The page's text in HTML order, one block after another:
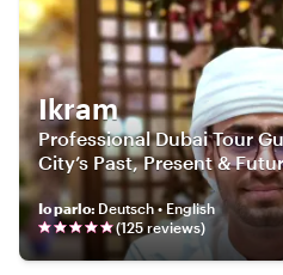
Ikram
Professional Dubai Tour
City’s Past, Present &
Io parlo: Deutsch • English
(125reviews)